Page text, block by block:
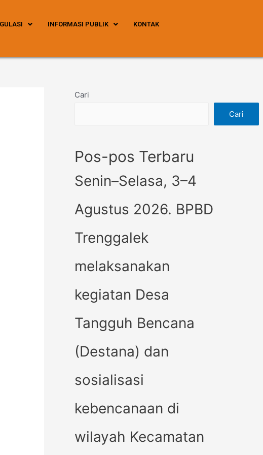
INFORMASI PUBLIK KONTAK
Cari
Cari
Pos-pos Terbaru
Senin–Selasa, 3–4
Agustus 2026. BPBD
Trenggalek
melaksanakan
kegiatan Desa
Tangguh Bencana
(Destana) dan
sosialisasi
kebencanaan di
wilayah Kecamatan